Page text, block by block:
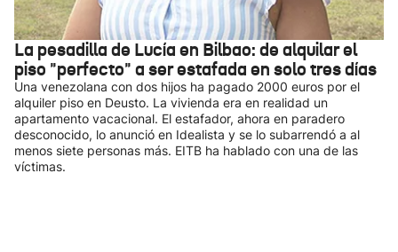
La pesadilla de Lucía en Bilbao: de alquilar el
piso "perfecto" a ser estafada en solo tres días
Una venezolana con dos hijos ha pagado 2000 euros por el
alquiler piso en Deusto. La vivienda era en realidad un
apartamento vacacional. El estafador, ahora en paradero
desconocido, lo anunció en Idealista y se lo subarrendó a al
menos siete personas más. EITB ha hablado con una de las
víctimas.